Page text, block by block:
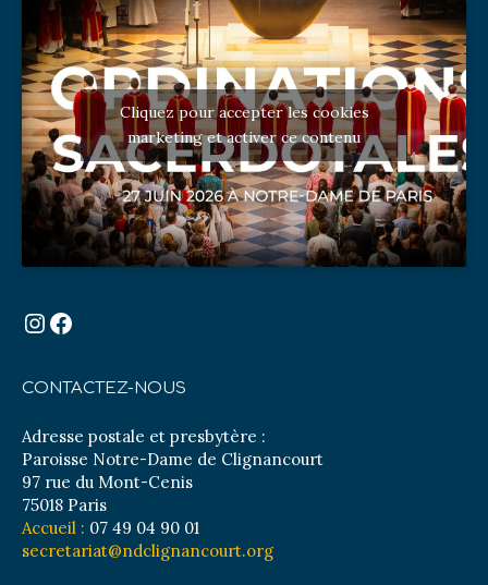
Cliquez pour accepter les cookies
marketing et activer ce contenu
Instagram
Facebook
CONTACTEZ-NOUS
Adresse postale et presbytère :
Paroisse Notre-Dame de Clignancourt
97 rue du Mont-Cenis
75018 Paris
Accueil : 07 49 04 90 01
secretariat@ndclignancourt.org